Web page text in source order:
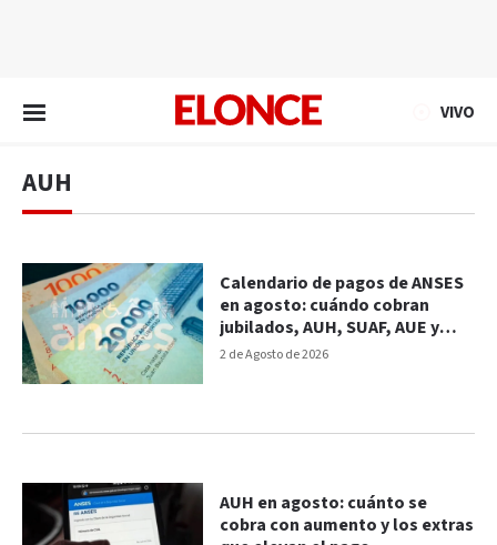
VIVO
AUH
2 de Agosto de 2026
Calendario de pagos de ANSES
en agosto: cuándo cobran
jubilados, AUH, SUAF, AUE y
PNC
AUH en agosto: cuánto se
cobra con aumento y los extras